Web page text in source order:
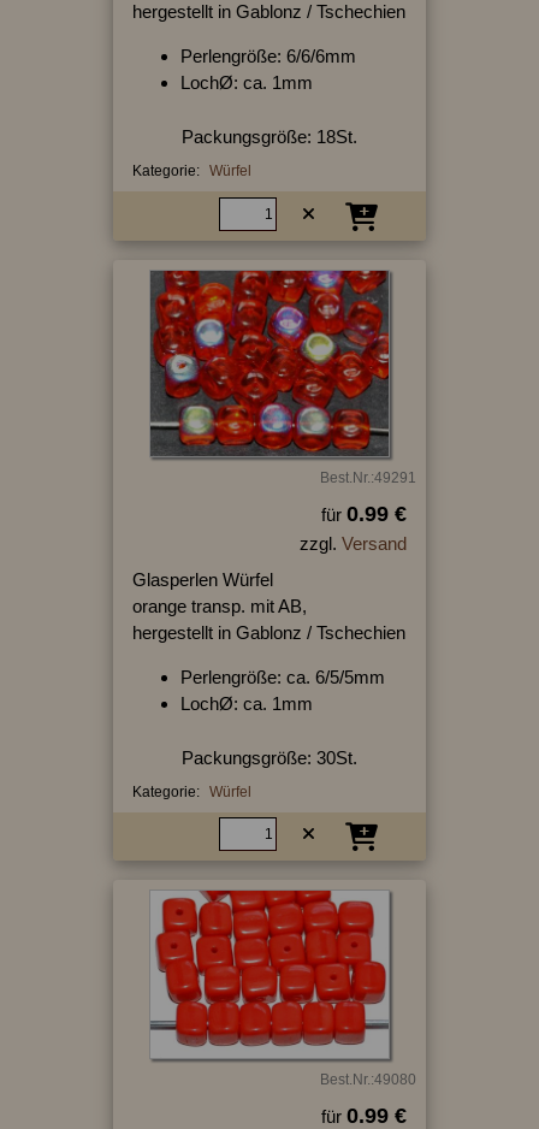
hergestellt in Gablonz / Tschechien
Perlengröße: 6/6/6mm
LochØ: ca. 1mm
Packungsgröße: 18St.
Kategorie: Würfel
Best.Nr.:49291
für 0.99 €
zzgl. Versand
Glasperlen Würfel
orange transp. mit AB,
hergestellt in Gablonz / Tschechien
Perlengröße: ca. 6/5/5mm
LochØ: ca. 1mm
Packungsgröße: 30St.
Kategorie: Würfel
Best.Nr.:49080
für 0.99 €